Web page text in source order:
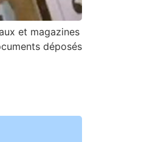
et magazines
déposés